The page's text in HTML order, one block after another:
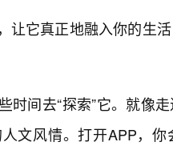
让它真正地融入你的生
时间去“探索”它。就像
文风情。打开APP，